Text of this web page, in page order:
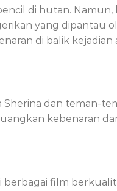
di hutan. Namun,
yang dipantau
di balik kejadian
dan teman-
kebenaran
berbagai film